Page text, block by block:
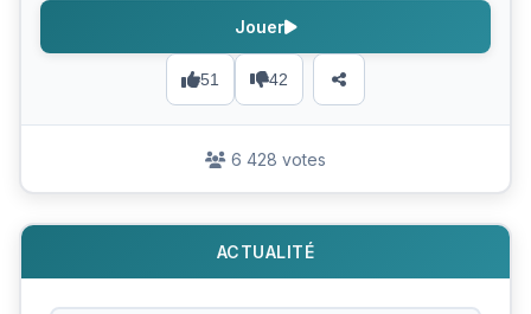
51 42
Jouer
6 428 votes
ACTUALITÉ